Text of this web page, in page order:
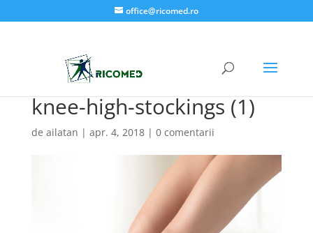
office@ricomed.ro
knee-high-stockings (1)
de ailatan | apr. 4, 2018| 0 comentarii